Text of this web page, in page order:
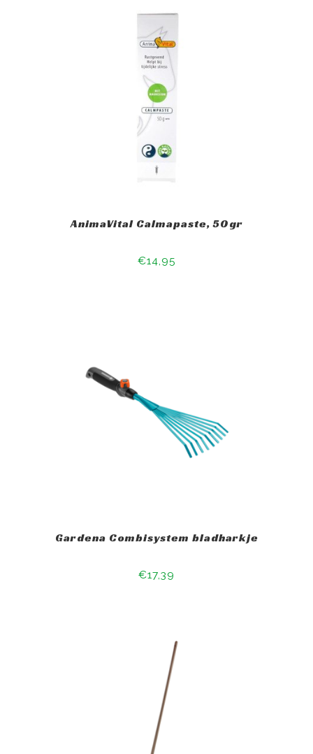
AnimaVital Calmapaste, 50gr
€14,95
Gardena Combisystem bladharkje
€17,39